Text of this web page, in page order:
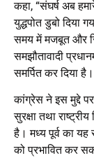
कहा, “संघर्ष अब
युद्धपोत डुबो दिया
समय में मजबूत और
समझौतावादी
समर्पित कर दिया
कांग्रेस ने इस मुद्दे
सुरक्षा तथा
है। मध्य पूर्व का
को प्रभावित कर